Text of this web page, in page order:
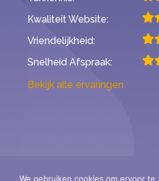
Kwaliteit Website:
Vriendelijkheid:
Snelheid Afspraak:
Bekijk alle ervaringen
We gebruiken cookies om ervoor